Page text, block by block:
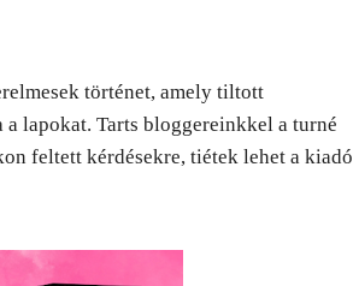
történet, amely tiltott
lapokat. Tarts bloggereinkkel a turné
feltett kérdésekre, tiétek lehet a kiadó